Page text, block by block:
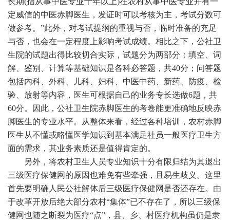
定威信的中医赤脚医生，发证时可以考核为主，考试分数可
做参考。”此外，对考试提纲的重视与否，临时准备的充足
与否，也会在一定程度上影响考试成绩。相比之下，公社卫
生院的试题出得比较切合实际，试题分为两部分：填空、词
解、鉴别、计算等基础知识是各科必答题，共40分；问答题
包括内科、外科、儿科、妇科、中医中药、新药、防疫、检
验、放射等内容，医生可根据自己的业务专长选做6题，共
60分。因此，公社卫生院赤脚医生的考卷能更准确地反映赤
脚医生的专业水平。从整体来看，经过各种培训，农村赤脚
医生从不懂或略懂医学知识到基本满足社员一般医疗卫生方
面的需求，其业务素质还是值得肯定的。
另外，将农村卫生人员专业知识十分有限归结为其退出
三级医疗保健网的原因也难免有些牵强，且易生歧义。这里
首先要明确人民公社解体后三级医疗保健网是否还存在。由
于改革开放后绝大部分农村“集体”已不存在了，所以三级保
健网也随之断裂为医疗“点”，县、乡、村医疗机构虽仍是隶